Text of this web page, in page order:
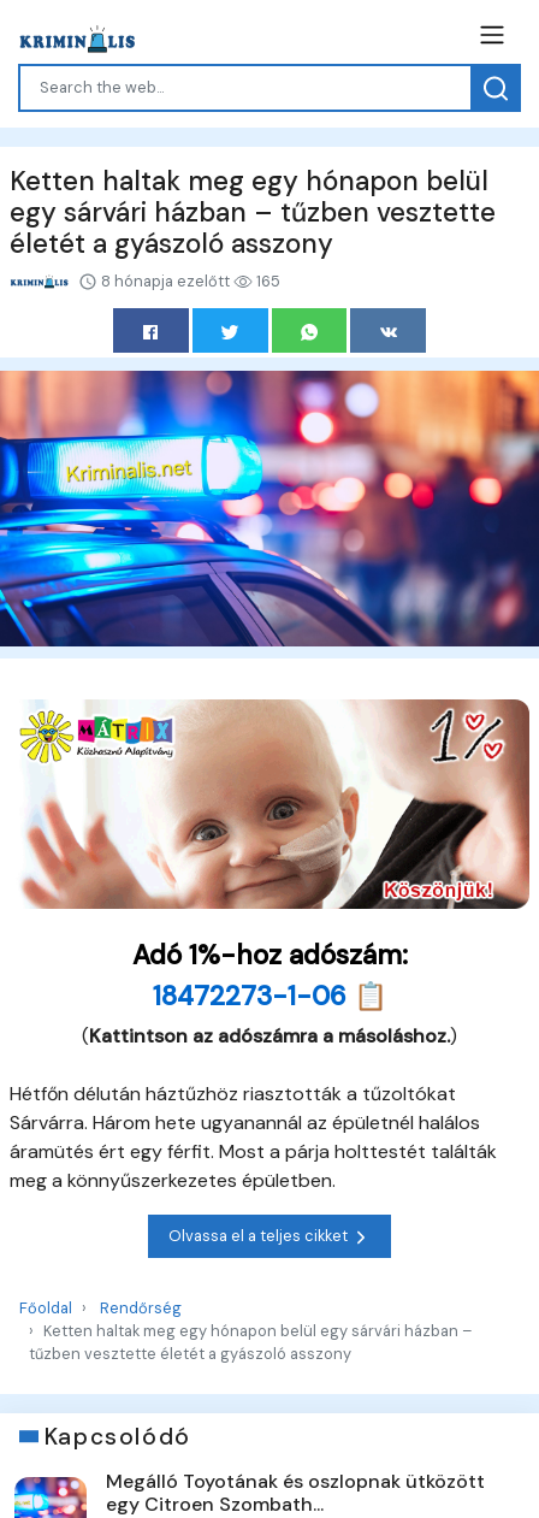
Ketten haltak meg egy hónapon belül
egy sárvári házban – tűzben vesztette
életét a gyászoló asszony
8 hónapja ezelőtt 165
Adó 1%-hoz adószám:
18472273-1-06 📋
(Kattintson az adószámra a másoláshoz.)
Hétfőn délután háztűzhöz riasztották a tűzoltókat
Sárvárra. Három hete ugyanannál az épületnél halálos
áramütés ért egy férfit. Most a párja holttestét találták
meg a könnyűszerkezetes épületben.
Olvassa el a teljes cikket
Főoldal
Rendőrség
Ketten haltak meg egy hónapon belül egy sárvári házban –
tűzben vesztette életét a gyászoló asszony
Kapcsolódó
Megálló Toyotának és oszlopnak ütközött
egy Citroen Szombath...